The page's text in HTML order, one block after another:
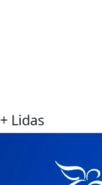
+ Lidas